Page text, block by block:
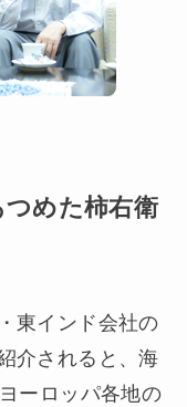
めた柿右衛
東インド会社の
介されると、海
ーロッパ各地の